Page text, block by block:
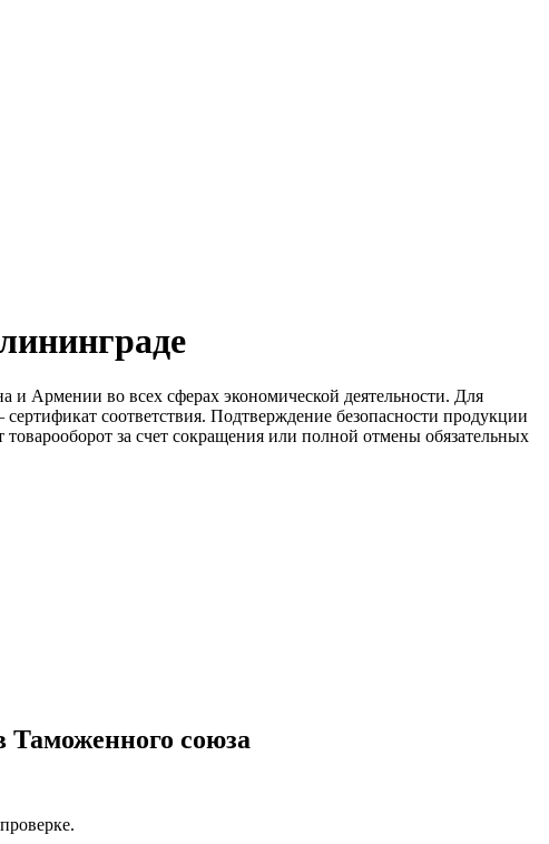
Армении во всех сферах экономической деятельности. Для
соответствия. Подтверждение безопасности продукции
за счет сокращения или полной отмены обязательных
Таможенного союза